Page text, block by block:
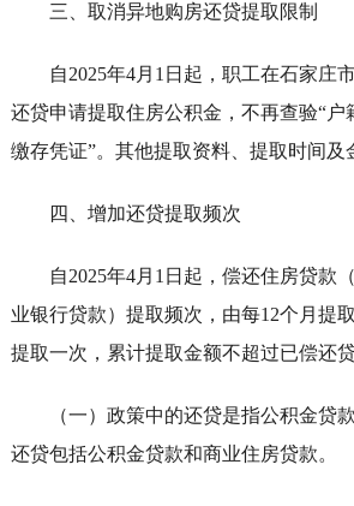
三、取消异地购房还贷提取限制
自2025年4月1日起，职工在石家庄
还贷申请提取住房公积金，不再查验“户
缴存凭证”。其他提取资料、提取时间及
四、增加还贷提取频次
自2025年4月1日起，偿还住房贷款
业银行贷款）提取频次，由每12个月提
提取一次，累计提取金额不超过已偿还
（一）政策中的还贷是指公积金贷
还贷包括公积金贷款和商业住房贷款。